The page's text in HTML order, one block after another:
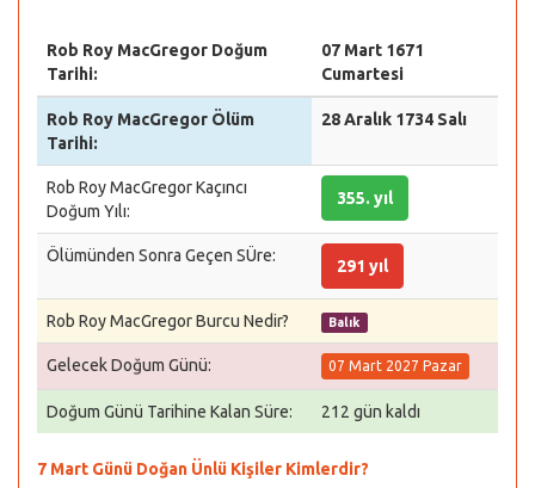
Rob Roy MacGregor Doğum
Tarihi:
07 Mart 1671
Cumartesi
Rob Roy MacGregor Ölüm
Tarihi:
28 Aralık 1734 Salı
Rob Roy MacGregor Kaçıncı
Doğum Yılı:
355. yıl
Ölümünden Sonra Geçen SÜre:
291 yıl
Rob Roy MacGregor Burcu Nedir? Balık
Gelecek Doğum Günü: 07 Mart 2027 Pazar
Doğum Günü Tarihine Kalan Süre: 212 gün kaldı
7 Mart Günü Doğan Ünlü Kişiler Kimlerdir?